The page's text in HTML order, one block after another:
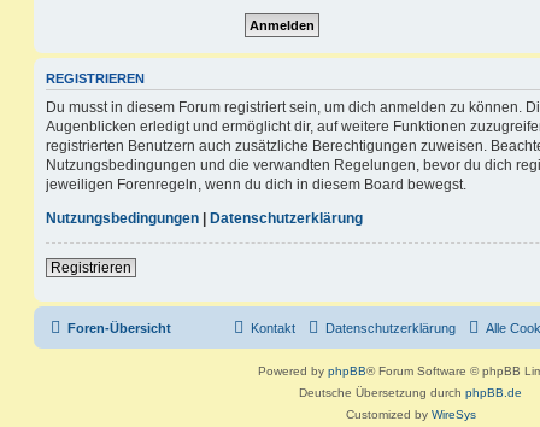
REGISTRIEREN
Du musst in diesem Forum registriert sein, um dich anmelden zu können.
Augenblicken erledigt und ermöglicht dir, auf weitere Funktionen
registrierten Benutzern auch zusätzliche Berechtigungen zuweisen.
Nutzungsbedingungen und die verwandten Regelungen, bevor du dich
jeweiligen Forenregeln, wenn du dich in diesem Board bewegst.
Nutzungsbedingungen | Datenschutzerklärung
Registrieren
Foren-Übersicht Alle
Datenschutzerklärung
Kontakt
Powered by phpBB® Forum Software © phpBB
Deutsche Übersetzung durch phpBB.de
Customized by WireSys